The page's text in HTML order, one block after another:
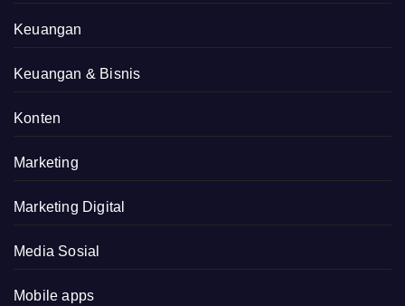
Keuangan
Keuangan & Bisnis
Konten
Marketing
Marketing Digital
Media Sosial
Mobile apps